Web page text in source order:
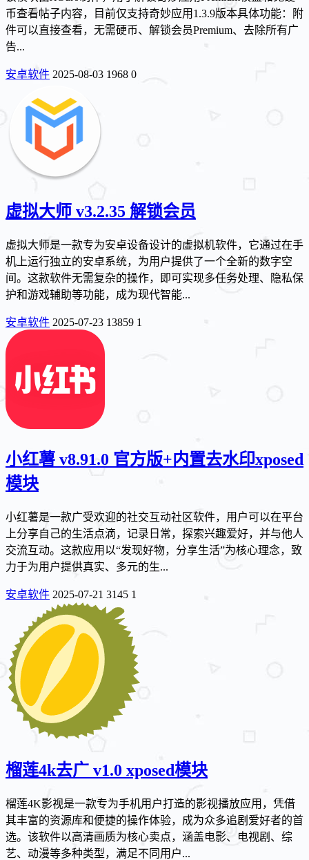
币查看帖子内容，目前仅支持奇妙应用1.3.9版本具体功能：附
件可以直接查看，无需硬币、解锁会员Premium、去除所有广
告...
安卓软件 2025-08-03 1968 0
虚拟大师 v3.2.35 解锁会员
虚拟大师是一款专为安卓设备设计的虚拟机软件，它通过在手
机上运行独立的安卓系统，为用户提供了一个全新的数字空
间。这款软件无需复杂的操作，即可实现多任务处理、隐私保
护和游戏辅助等功能，成为现代智能...
安卓软件 2025-07-23 13859 1
小红薯 v8.91.0 官方版+内置去水印xposed
模块
小红薯是一款广受欢迎的社交互动社区软件，用户可以在平台
上分享自己的生活点滴，记录日常，探索兴趣爱好，并与他人
交流互动。这款应用以“发现好物，分享生活”为核心理念，致
力于为用户提供真实、多元的生...
安卓软件 2025-07-21 3145 1
榴莲4k去广 v1.0 xposed模块
榴莲4K影视是一款专为手机用户打造的影视播放应用，凭借
其丰富的资源库和便捷的操作体验，成为众多追剧爱好者的首
选。该软件以高清画质为核心卖点，涵盖电影、电视剧、综
艺、动漫等多种类型，满足不同用户...